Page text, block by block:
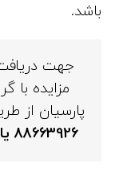
باشد.
جهت
مزایده با
پارسیان از
88663926یا